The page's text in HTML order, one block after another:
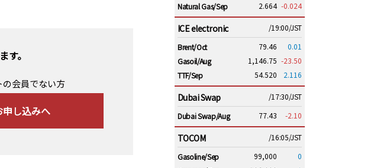
す。
の会員でない方
し込みへ
Natural Gas/Sep
2.664 -0.024
ICE electronic
/19:00/JST
Brent/Oct
79.46
0.01
Gasoil/Aug
1,146.75 -23.50
TTF/Sep
54.520 2.116
Dubai Swap
/17:30/JST
Dubai Swap/Aug
77.43 -2.10
TOCOM
/16:05/JST
Gasoline/Sep
99,000
0